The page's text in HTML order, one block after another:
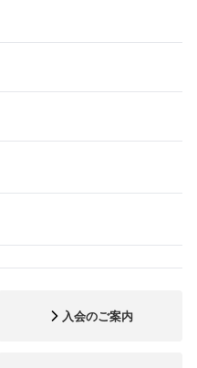
くための「6つの指針」
のための「7つの提言」
入会のご案内
日：2017年05月10日（水）
た表彰
ーンにも